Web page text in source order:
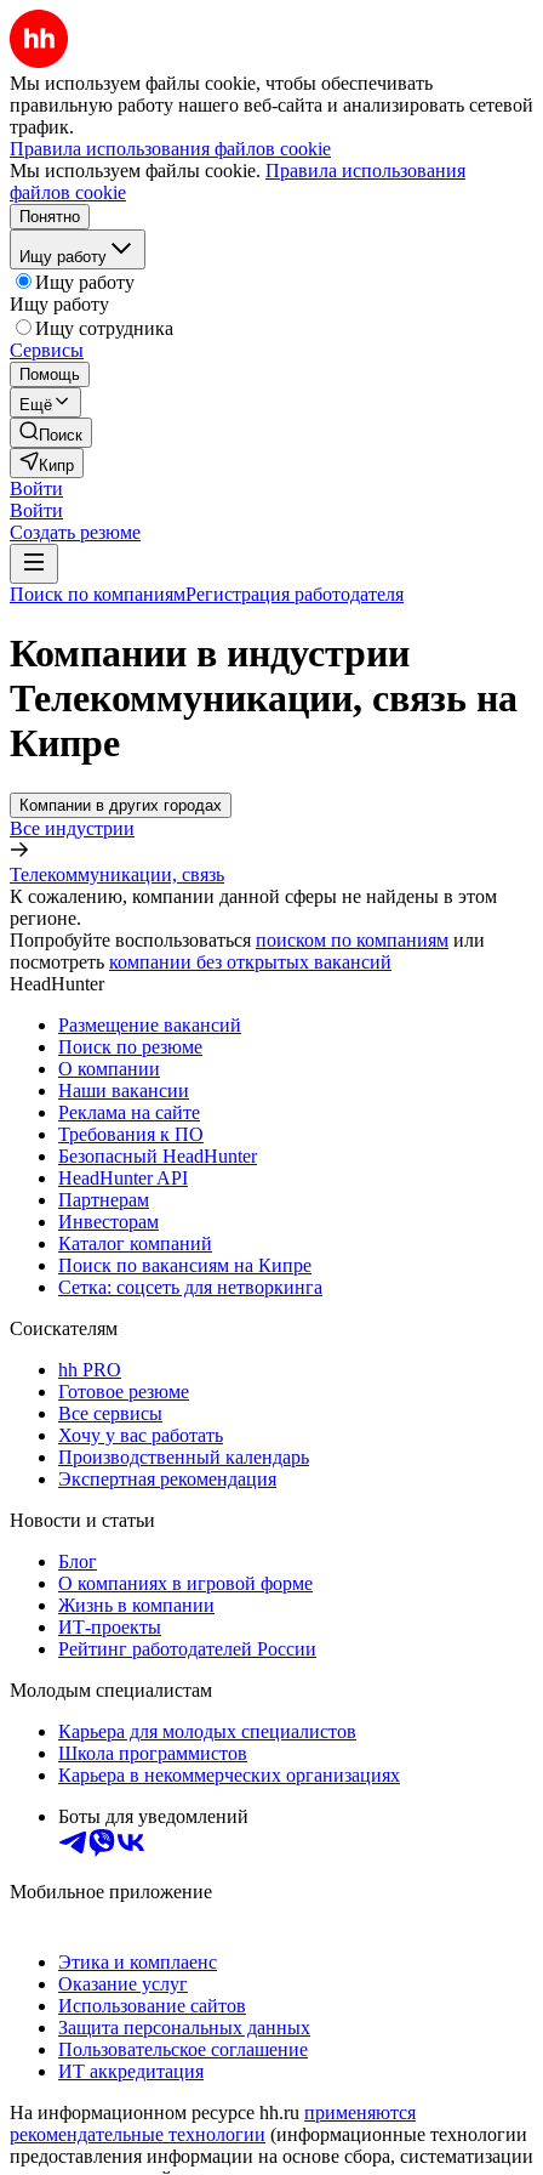
Мы используем файлы cookie, чтобы обеспечивать
правильную работу нашего веб-сайта и анализировать сетевой
трафик.
Правила использования файлов cookie
Мы используем файлы cookie. Правила использования
файлов cookie
Понятно
Ищу работу
Ищу работу
Ищу работу
Ищу сотрудника
Сервисы
Помощь
Ещё
Поиск
Кипр
Войти
Войти
Создать резюме
Поиск по компаниямРегистрация работодателя
Компании в индустрии
Телекоммуникации, связь на
Кипре
Компании в других городах
Все индустрии
Телекоммуникации, связь
К сожалению, компании данной сферы не найдены в этом
регионе.
Попробуйте воспользоваться поиском по компаниям или
посмотреть компании без открытых вакансий
HeadHunter
Размещение вакансий
Поиск по резюме
О компании
Наши вакансии
Реклама на сайте
Требования к ПО
Безопасный HeadHunter
HeadHunter API
Партнерам
Инвесторам
Каталог компаний
Поиск по вакансиям на Кипре
Сетка: соцсеть для нетворкинга
Соискателям
hh PRO
Готовое резюме
Все сервисы
Хочу у вас работать
Производственный календарь
Экспертная рекомендация
Новости и статьи
Блог
О компаниях в игровой форме
Жизнь в компании
ИТ-проекты
Рейтинг работодателей России
Молодым специалистам
Карьера для молодых специалистов
Школа программистов
Карьера в некоммерческих организациях
Боты для уведомлений
Мобильное приложение
Этика и комплаенс
Оказание услуг
Использование сайтов
Защита персональных данных
Пользовательское соглашение
ИТ аккредитация
На информационном ресурсе hh.ru применяются
рекомендательные технологии (информационные технологии
предоставления информации на основе сбора, систематизации